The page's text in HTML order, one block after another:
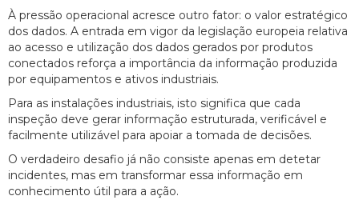
À pressão operacional acresce outro fator: o valor estratégico
dos dados. A entrada em vigor da legislação europeia relativa
ao acesso e utilização dos dados gerados por produtos
conectados reforça a importância da informação produzida
por equipamentos e ativos industriais.
Para as instalações industriais, isto significa que cada
inspeção deve gerar informação estruturada, verificável e
facilmente utilizável para apoiar a tomada de decisões.
O verdadeiro desafio já não consiste apenas em detetar
incidentes, mas em transformar essa informação em
conhecimento útil para a ação.